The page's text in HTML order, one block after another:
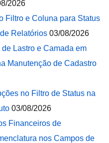
2026
Filtro e Coluna para Status
Relatórios 03/08/2026
Lastro e Camada em
Manutenção de Cadastro
no Filtro de Status na
03/08/2026
Financeiros de
nos Campos de